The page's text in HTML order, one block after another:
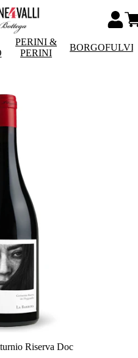
PERINI &
PERINI
Riserva Doc